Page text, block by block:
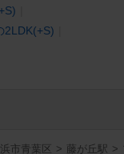
2LDK(+S)
市青葉区 > 藤が丘駅 >